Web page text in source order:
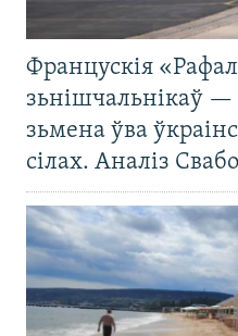
Францускія
зьнішчальнікаў
зьмена ўва
сілах. Аналіз